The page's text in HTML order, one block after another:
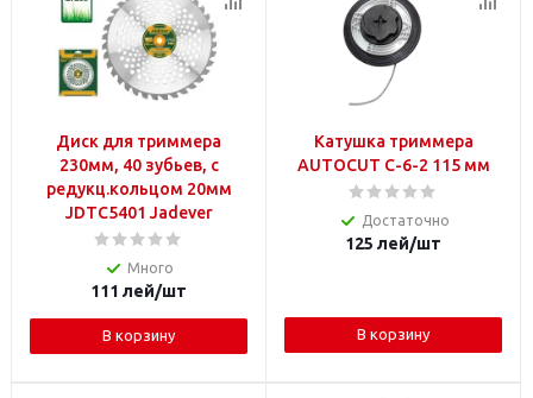
Диск для триммера
230мм, 40 зубьев, с
редукц.кольцом 20мм
JDTC5401 Jadever
Много
111 лей/шт
В корзину
Катушка триммера
AUTOCUT C-6-2 115 мм
Достаточно
125 лей/шт
В корзину